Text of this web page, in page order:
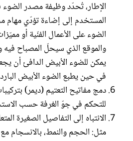
الإطار، تُحدّد وظيفة مصدر
المستخدم إلى إضاءة تؤدّي مهام
الضوء على الأعمال الفنّية أو
والموقع الذي سيحلّ المصباح فيه
يمكن للضوء الأبيض الدافئ أن
في حين يطبع الضوء الأبيض
دمج مفاتيح التعتيم (ديمر)
للتحكم في جوّ الغرفة حسب
الانتباه إلى التفاصيل الصغيرة
مثل: الحجم والنمط، بالانسجام مع